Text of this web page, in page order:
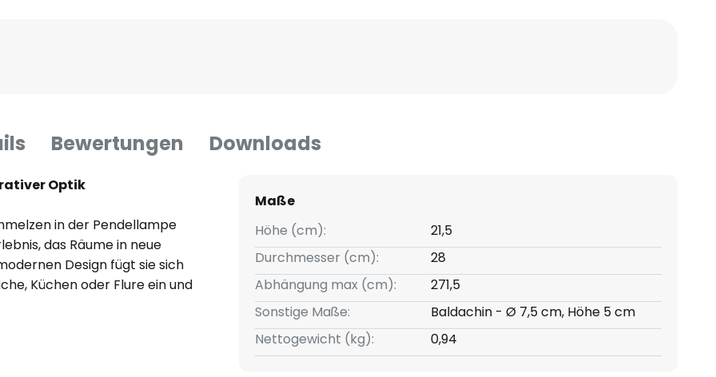
Bewertungen Downloads
Optik
in der Pendellampe
das Räume in neue
Design fügt sie sich
Küchen oder Flure ein und
Maße
Höhe (cm):
21,5
Durchmesser (cm):
28
Abhängung max (cm):
271,5
Sonstige Maße:
Baldachin - Ø 7,5 cm, Höhe 5 cm
Nettogewicht (kg):
0,94